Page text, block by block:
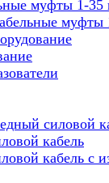
муфты 1-35
муфты
силовой
кабель
кабель с